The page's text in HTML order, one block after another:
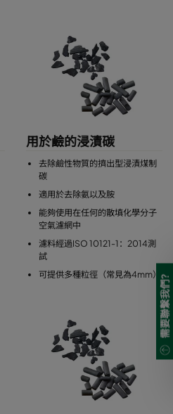
用於鹼的浸漬碳
去除鹼性物質的擠出型浸漬煤制
碳
適用於去除氨以及胺
能夠使用在任何的散填化學分子
空氣濾網中
濾料經過ISO 10121-1：2014測
試
可提供多種粒徑（常見為4mm） 需要聯繫我們?